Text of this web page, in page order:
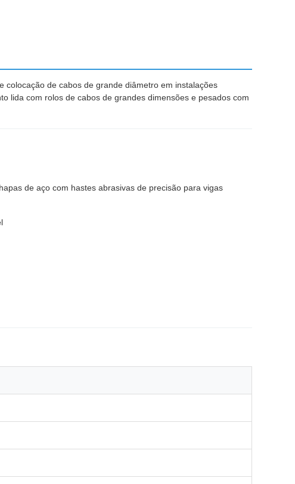
colocação de cabos de grande diâmetro em instalações
lida com rolos de cabos de grandes dimensões e pesados com
de aço com hastes abrasivas de precisão para vigas